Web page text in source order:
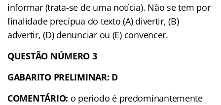
informar (trata-se de uma notícia). Não se tem por
finalidade precípua do texto (A) divertir, (B)
advertir, (D) denunciar ou (E) convencer.
QUESTÃO NÚMERO 3
GABARITO PRELIMINAR: D
COMENTÁRIO: o período é predominantemente